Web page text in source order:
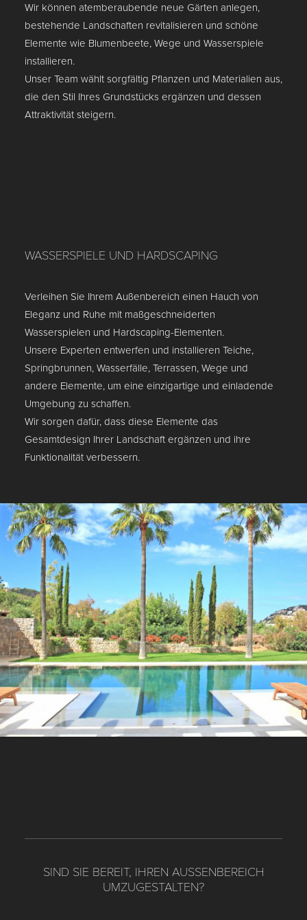
Wir können atemberaubende neue Gärten anlegen,
bestehende Landschaften revitalisieren und schöne
Elemente wie Blumenbeete, Wege und Wasserspiele
installieren.
Unser Team wählt sorgfältig Pflanzen und Materialien aus,
die den Stil Ihres Grundstücks ergänzen und dessen
Attraktivität steigern.
WASSERSPIELE UND HARDSCAPING
Verleihen Sie Ihrem Außenbereich einen Hauch von
Eleganz und Ruhe mit maßgeschneiderten
Wasserspielen und Hardscaping-Elementen.
Unsere Experten entwerfen und installieren Teiche,
Springbrunnen, Wasserfälle, Terrassen, Wege und
andere Elemente, um eine einzigartige und einladende
Umgebung zu schaffen.
Wir sorgen dafür, dass diese Elemente das
Gesamtdesign Ihrer Landschaft ergänzen und ihre
Funktionalität verbessern.
SIND SIE BEREIT, IHREN AUSSENBEREICH U
MZUGESTALTEN?